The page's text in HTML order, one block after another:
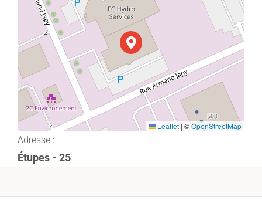
Leaflet | ©OpenStreetMap
Adresse :
Étupes - 25